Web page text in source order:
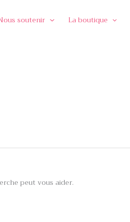
soutenir La boutique
peut vous aider.